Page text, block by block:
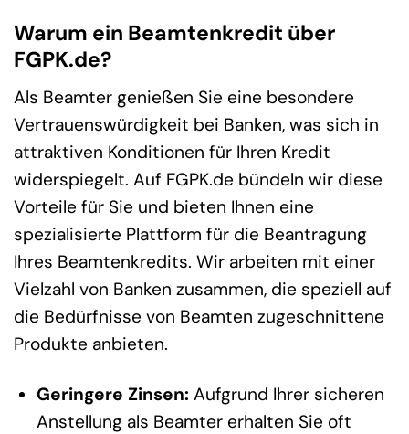
Warum ein Beamtenkredit über
FGPK.de?
Als Beamter genießen Sie eine besondere
Vertrauenswürdigkeit bei Banken, was sich in
attraktiven Konditionen für Ihren Kredit
widerspiegelt. Auf FGPK.de bündeln wir diese
Vorteile für Sie und bieten Ihnen eine
spezialisierte Plattform für die Beantragung
Ihres Beamtenkredits. Wir arbeiten mit einer
Vielzahl von Banken zusammen, die speziell auf
die Bedürfnisse von Beamten zugeschnittene
Produkte anbieten.
Geringere Zinsen: Aufgrund Ihrer sicheren
Anstellung als Beamter erhalten Sie oft